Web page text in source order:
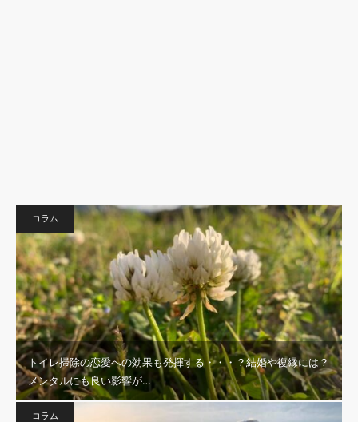
コラム
トイレ掃除の恋愛への効果も発揮する・・・？結婚や復縁には？
メンタルにも良い影響が…
コラム